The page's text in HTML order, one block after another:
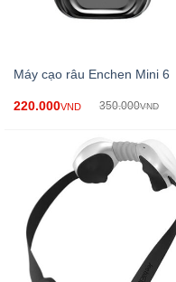
Máy cạo râu Enchen Mini 6
220.000VND 350.000VND